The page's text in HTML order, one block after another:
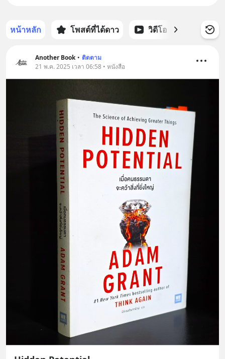
หน้าหลัก โพสต์ที่ได้ดาว วิดีโอ พอดแ
Another Book • ติดตาม
21 พ.ค. 2025 เวลา 06:58 • หนังสือ